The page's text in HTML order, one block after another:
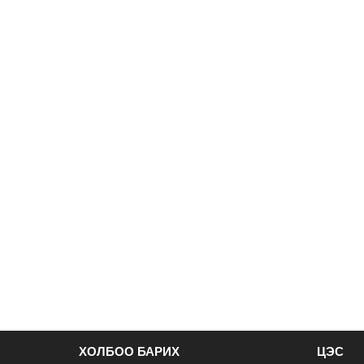
ХОЛБОО БАРИХ ЦЭС